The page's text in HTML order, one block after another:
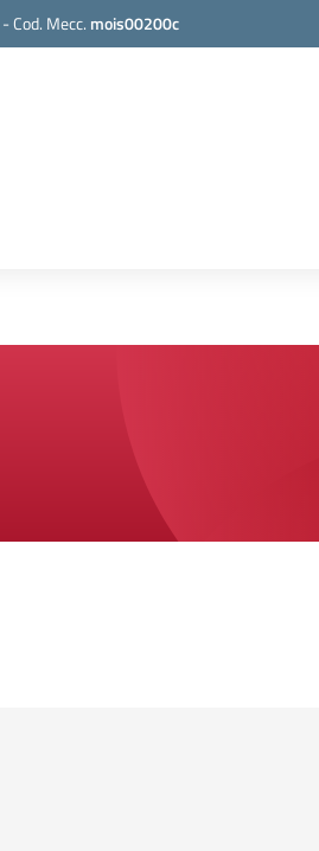
-Cod. Mecc. mois00200c